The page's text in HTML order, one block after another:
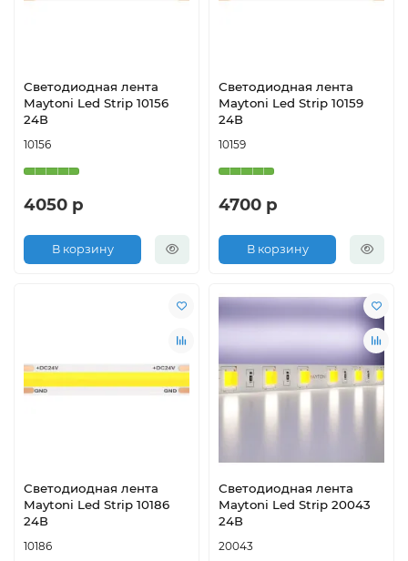
Светодиодная лента
Maytoni Led Strip 10156
24В
10156
4050 р
В корзину
Светодиодная лента
Maytoni Led Strip 10159
24В
10159
4700 р
В корзину
Светодиодная лента
Maytoni Led Strip 10186
24В
10186
Светодиодная лента
Maytoni Led Strip 20043
24В
20043